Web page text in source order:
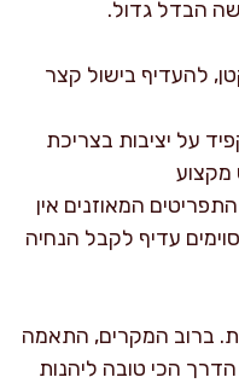
הבדל גדול.
להעדיף בישול קצר
על יציבות בצריכת
המאוזנים אין
עדיף לקבל הנחיה
ברוב המקרים, התאמה
הדרך הכי טובה ליהנות